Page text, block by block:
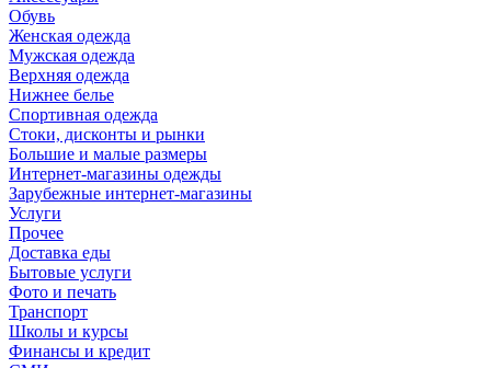
Обувь
Женская одежда
Мужская одежда
Верхняя одежда
Нижнее белье
Спортивная одежда
Стоки, дисконты и рынки
Большие и малые размеры
Интернет-магазины одежды
Зарубежные интернет-магазины
Услуги
Прочее
Доставка еды
Бытовые услуги
Фото и печать
Транспорт
Школы и курсы
Финансы и кредит